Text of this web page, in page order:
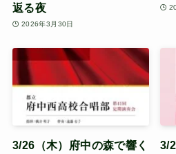
返る夜
2026年3月30日
3/26（木）府中の森で響く
3/